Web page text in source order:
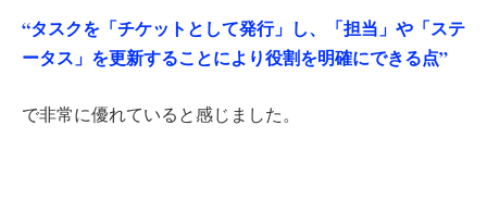
“タスクを「チケットとして発行」し、「担当」や「ステ
ータス」を更新することにより役割を明確にできる点”
で非常に優れていると感じました。